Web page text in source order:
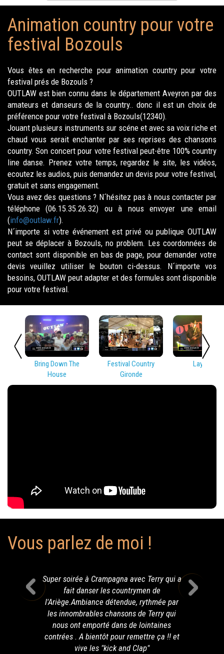
Animation country pour votre
festival Bozouls
Vous êtes en recherche pour animation country pour votre
festival prés de Bozouls ?
OUTLAW est bien connu dans le département Aveyron par des
amateurs et danseurs de la country.. donc il est un choix de
préférence pour votre festival à Bozouls(12340).
Jouant plusieurs instruments sur scéne et avec sa voix riche et
chaud vous serait enchanter par ses reprises des chansons
country. Son concert pour votre festival peut-être 100% country
line danse. Prenez votre temps, regardez le site, les vidéos,
ecoutez les audios, puis demandez un devis pour votre festival,
gratuit et sans engagement.
Vous avez des questions ? N´hésitez pas à nous contacter par
téléphone (06.15.35.26.32) ou à nous envoyer une email
(info@outlaw.fr).
N´importe si votre événement est privé ou publique OUTLAW
peut se déplacer à Bozouls, no problem. Les coordonnées de
contact sont disponible en bas de page, pour demander votre
devis veuillez utiliser le bouton ci-dessus. N´importe vos
besoins, OUTLAW peut adapter et des formules sont disponible
pour votre festival.
Bring Down The
House
Festival Country
Gironde
Lay Low
Vous parlez de moi !
Super soirée à Crampagna avec Terry qui a
fait danser les countrymen de
l'Ariège.Ambiance détendue, rythmée par
les innombrables chansons de Terry qui
nous ont emporté dans de lointaines
contrées . A bientôt pour remettre ça !! et
vive les "kick and Clap"